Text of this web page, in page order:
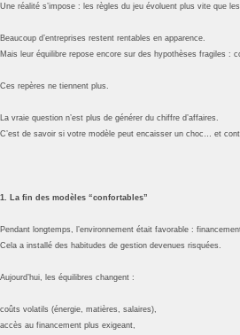
Une réalité s’impose : les règles du jeu évoluent plus vite que
Beaucoup d’entreprises restent rentables en apparence.
Mais leur équilibre repose encore sur des hypothèses fragiles :
Ces repères ne tiennent plus.
La vraie question n’est plus de générer du chiffre d’affaires.
C’est de savoir si votre modèle peut encaisser un choc… et
1. La fin des modèles “confortables”
Pendant longtemps, l’environnement était favorable :
Cela a installé des habitudes de gestion devenues risquées.
Aujourd’hui, les équilibres changent :
coûts volatils (énergie, matières, salaires),
accès au financement plus exigeant,